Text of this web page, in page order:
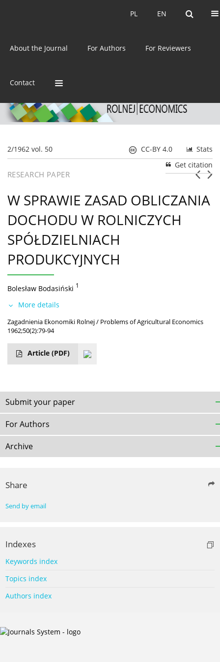
EN
PL EN
PL
About the Journal For Authors For Reviewers
Contact
ISSN: 0044-1600
2/1962 vol. 50 Stats
CC-BY 4.0
Get citation
RESEARCH PAPER
W SPRAWIE ZASAD OBLICZANIA
DOCHODU W ROLNICZYCH
SPÓŁDZIELNIACH
PRODUKCYJNYCH
Bolesław Bodasiński 1
More details
Zagadnienia Ekonomiki Rolnej / Problems of Agricultural Economics
1962;50(2):79-94
Article (PDF)
Submit your paper
For Authors
Archive
Share
Send by email
Indexes
Keywords index
Topics index
Authors index